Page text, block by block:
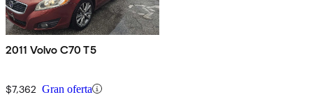
2011 Volvo C70 T5
$7,362 Gran oferta